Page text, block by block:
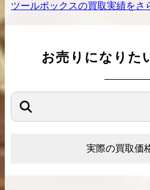
ツールボックスの買取実績をさ
お売りになりた
実際の買取価